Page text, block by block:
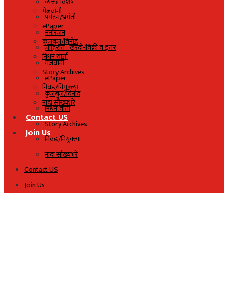
मेजवानी
ePaper
कुजबुज/विनोद
निधन वार्ता
Story Archives
निवड/नियुक्त्या
नांदा सौख्यभरे
Contact US
Join Us
पर्यटन/भ्रमंती
मनोरंजन
जाहिरात : खरेदी-विक्री व इतर
मेजवानी
ePaper
कुजबुज/विनोद
निधन वार्ता
Story Archives
निवड/नियुक्त्या
नांदा सौख्यभरे
Contact US
Join Us